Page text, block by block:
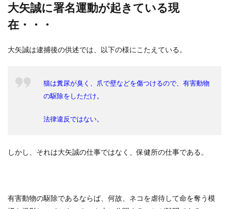
大矢誠に署名運動が起きている現
在・・・
大矢誠は逮捕後の供述では、以下の様にこたえている。
猫は糞尿が臭く、爪で壁などを傷つけるので、有害動物
の駆除をしただけ。
法律違反ではない。
しかし、それは大矢誠の仕事ではなく、保健所の仕事である。
有害動物の駆除であるならば、何故、ネコを虐待して命を奪う模